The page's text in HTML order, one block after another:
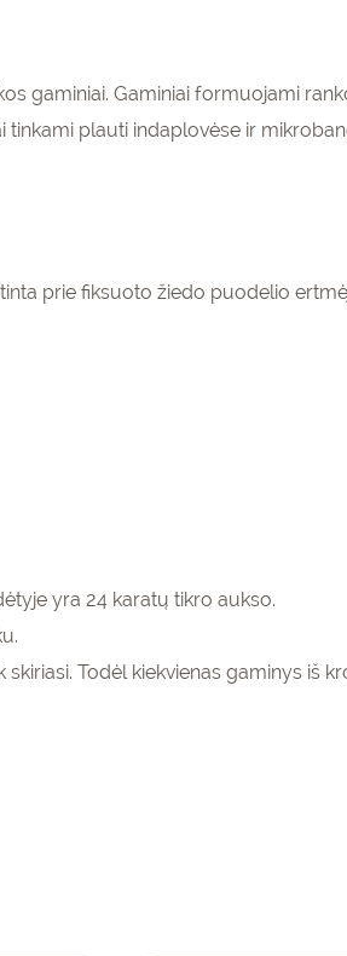
gaminiai. Gaminiai formuojami
tinkami plauti indaplovėse ir
prie fiksuoto žiedo puodelio
yra 24 karatų tikro aukso.
Todėl kiekvienas gaminys iš